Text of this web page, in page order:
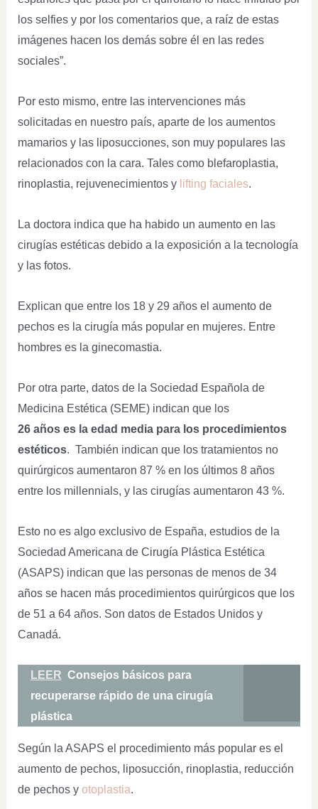
los selfies y por los comentarios que, a raíz de estas
imágenes hacen los demás sobre él en las redes
sociales”.
Por esto mismo, entre las intervenciones más
solicitadas en nuestro país, aparte de los aumentos
mamarios y las liposucciones, son muy populares las
relacionados con la cara. Tales como blefaroplastia,
rinoplastia, rejuvenecimientos y lifting faciales.
La doctora indica que ha habido un aumento en las
cirugías estéticas debido a la exposición a la tecnología
y las fotos.
Explican que entre los 18 y 29 años el aumento de
pechos es la cirugía más popular en mujeres. Entre
hombres es la ginecomastia.
Por otra parte, datos de la Sociedad Española de
Medicina Estética (SEME) indican que los
26 años es la edad media para los procedimientos
estéticos. También indican que los tratamientos no
quirúrgicos aumentaron 87 % en los últimos 8 años
entre los millennials, y las cirugías aumentaron 43 %.
Esto no es algo exclusivo de España, estudios de la
Sociedad Americana de Cirugía Plástica Estética
(ASAPS) indican que las personas de menos de 34
años se hacen más procedimientos quirúrgicos que los
de 51 a 64 años. Son datos de Estados Unidos y
Canadá.
LEER Consejos básicos para
recuperarse rápido de una cirugía
plástica
Según la ASAPS el procedimiento más popular es el
aumento de pechos, liposucción, rinoplastia, reducción
de pechos y otoplastia.